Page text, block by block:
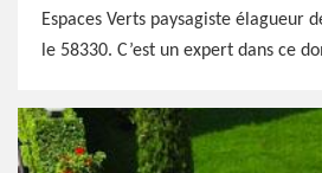
Espaces Verts paysagiste élagueur
le 58330. C’est un expert dans ce